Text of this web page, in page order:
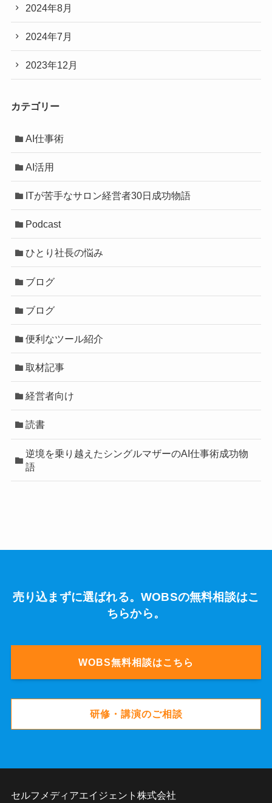
2024年8月
2024年7月
2023年12月
カテゴリー
AI仕事術
AI活用
ITが苦手なサロン経営者30日成功物語
Podcast
ひとり社長の悩み
ブログ
ブログ
便利なツール紹介
取材記事
経営者向け
読書
逆境を乗り越えたシングルマザーのAI仕事術成功物
語
売り込まずに選ばれる。WOBSの無料相談はこ
ちらから。
WOBS無料相談はこちら
研修・講演のご相談
セルフメディアエイジェント株式会社